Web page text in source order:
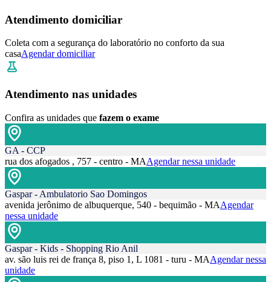
Atendimento domiciliar
Coleta com a segurança do laboratório no conforto da sua
casaAgendar domiciliar
Atendimento nas unidades
Confira as unidades que fazem o exame
GA - CCP
rua dos afogados , 757 - centro - MAAgendar nessa unidade
Gaspar - Ambulatorio Sao Domingos
avenida jerônimo de albuquerque, 540 - bequimão - MAAgendar
nessa unidade
Gaspar - Kids - Shopping Rio Anil
av. são luis rei de frança 8, piso 1, L 1081 - turu - MAAgendar nessa
unidade